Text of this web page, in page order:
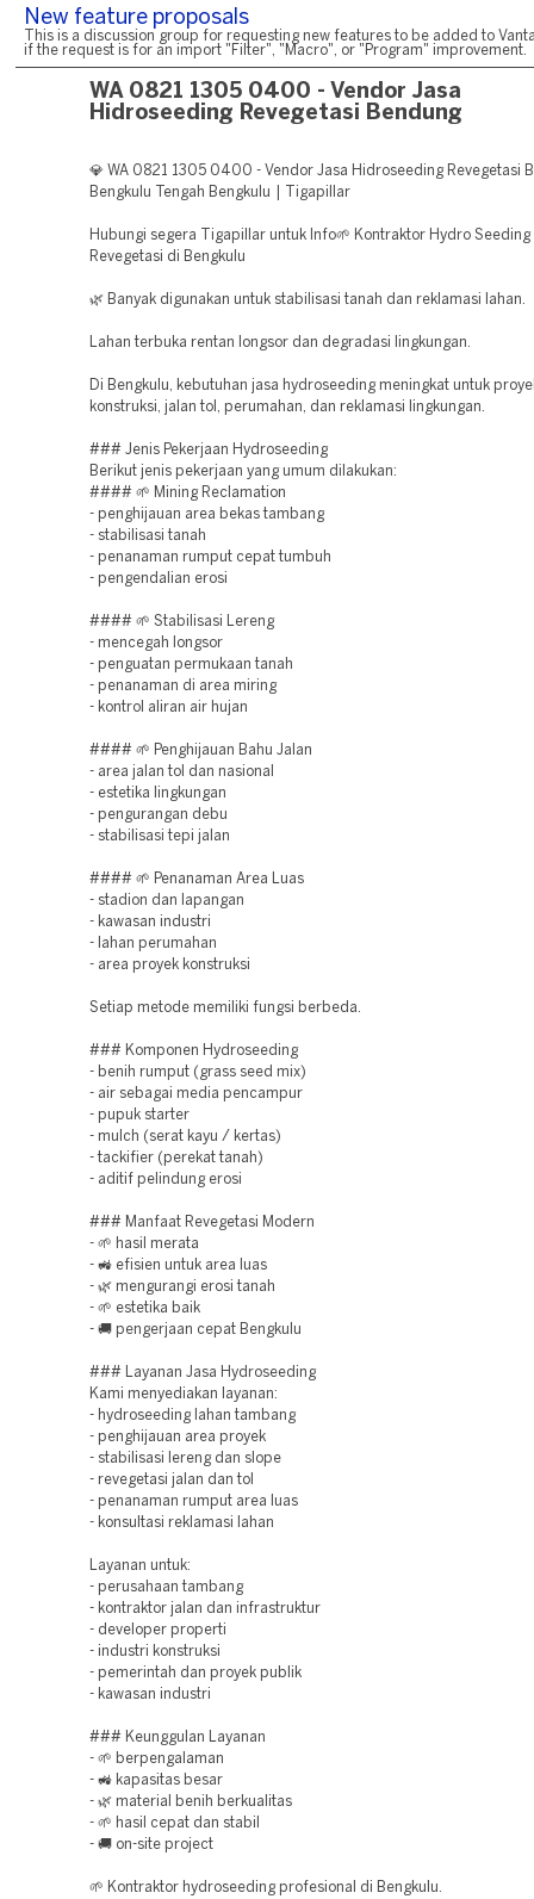
New feature proposals
This is a discussion group for requesting new features to be added to
if the request is for an import "Filter", "Macro", or "Program" improvement.
WA 0821 1305 0400 - Vendor Jasa
Hidroseeding Revegetasi Bendung
💎 WA 0821 1305 0400 - Vendor Jasa Hidroseeding Revegetasi
Bengkulu Tengah Bengkulu | Tigapillar
Hubungi segera Tigapillar untuk Info🌱 Kontraktor Hydro Seeding
Revegetasi di Bengkulu
🌿 Banyak digunakan untuk stabilisasi tanah dan reklamasi lahan.
Lahan terbuka rentan longsor dan degradasi lingkungan.
Di Bengkulu, kebutuhan jasa hydroseeding meningkat untuk
konstruksi, jalan tol, perumahan, dan reklamasi lingkungan.
### Jenis Pekerjaan Hydroseeding
Berikut jenis pekerjaan yang umum dilakukan:
#### 🌱 Mining Reclamation
- penghijauan area bekas tambang
- stabilisasi tanah
- penanaman rumput cepat tumbuh
- pengendalian erosi
#### 🌱 Stabilisasi Lereng
- mencegah longsor
- penguatan permukaan tanah
- penanaman di area miring
- kontrol aliran air hujan
#### 🌱 Penghijauan Bahu Jalan
- area jalan tol dan nasional
- estetika lingkungan
- pengurangan debu
- stabilisasi tepi jalan
#### 🌱 Penanaman Area Luas
- stadion dan lapangan
- kawasan industri
- lahan perumahan
- area proyek konstruksi
Setiap metode memiliki fungsi berbeda.
### Komponen Hydroseeding
- benih rumput (grass seed mix)
- air sebagai media pencampur
- pupuk starter
- mulch (serat kayu / kertas)
- tackifier (perekat tanah)
- aditif pelindung erosi
### Manfaat Revegetasi Modern
- 🌱 hasil merata
- 🚜 efisien untuk area luas
- 🌿 mengurangi erosi tanah
- 🌱 estetika baik
- 🚚 pengerjaan cepat Bengkulu
### Layanan Jasa Hydroseeding
Kami menyediakan layanan:
- hydroseeding lahan tambang
- penghijauan area proyek
- stabilisasi lereng dan slope
- revegetasi jalan dan tol
- penanaman rumput area luas
- konsultasi reklamasi lahan
Layanan untuk:
- perusahaan tambang
- kontraktor jalan dan infrastruktur
- developer properti
- industri konstruksi
- pemerintah dan proyek publik
- kawasan industri
### Keunggulan Layanan
- 🌱 berpengalaman
- 🚜 kapasitas besar
- 🌿 material benih berkualitas
- 🌱 hasil cepat dan stabil
- 🚚 on-site project
🌱 Kontraktor hydroseeding profesional di Bengkulu.